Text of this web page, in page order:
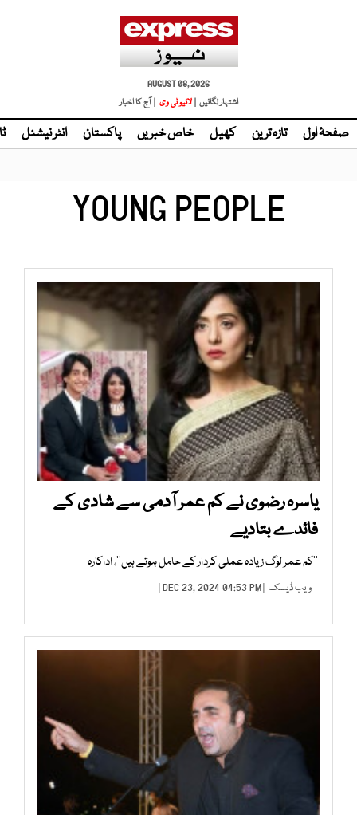
AUGUST 08, 2026
اشتہار لگائیں |
| آج کا اخبار
صفحۂ اول تازہ ترین کھیل خاص خبریں پاکستان انٹر نیشنل
YOUNG PEOPLE
یاسرہ رضوی نے کم عمر آدمی سے شادی کے
فائدے بتادیے
’’کم عمر لوگ زیادہ عملی کردار کے حامل ہوتے ہیں‘‘، اداکارہ
ویب ڈیسک | DEC 23, 2024 04:53 PM |